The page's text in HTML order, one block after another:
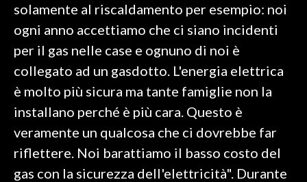
solamente al riscaldamento per esempio: noi
ogni anno accettiamo che ci siano incidenti
per il gas nelle case e ognuno di noi è
collegato ad un gasdotto. L'energia elettrica
è molto più sicura ma tante famiglie non la
installano perché è più cara. Questo è
veramente un qualcosa che ci dovrebbe far
riflettere. Noi barattiamo il basso costo del
gas con la sicurezza dell'elettricità". Durante